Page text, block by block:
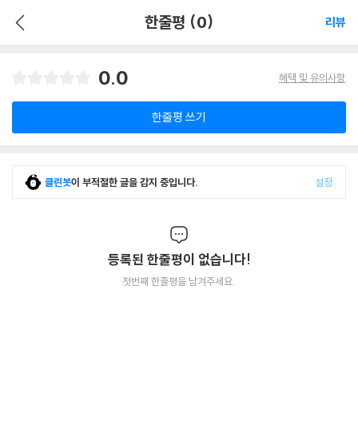
한줄평 (0) 리뷰
0.0 혜택 및 유의사항
한줄평 쓰기
클린봇이 부적절한 글을 감지 중입니다. 설정
등록된 한줄평이 없습니다!
첫번째 한줄평을 남겨주세요.